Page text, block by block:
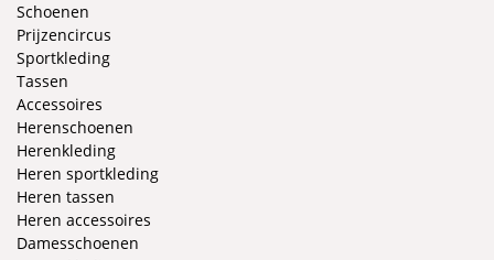
Schoenen
Prijzencircus
Sportkleding
Tassen
Accessoires
Herenschoenen
Herenkleding
Heren sportkleding
Heren tassen
Heren accessoires
Damesschoenen